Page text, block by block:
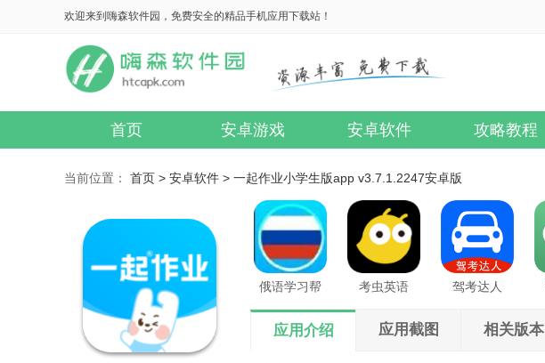
欢迎来到嗨森软件园，免费安全的精品手机应用下载站！
首页 安卓游戏 安卓软件 攻略教程
当前位置： 首页 > 安卓软件 > 一起作业小学生版app v3.7.1.2247安卓版
俄语学习帮 考虫英语 驾考达人
应用介绍 应用截图 相关版本